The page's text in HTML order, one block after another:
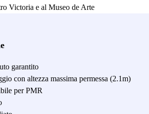
Victoria e al Museo de Arte
permanenza a Barcellona.
TELEFONICO. Assistenza al cliente
garantito
con altezza massima permessa (2.1m)
per PMR